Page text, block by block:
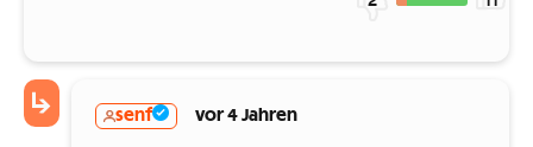
senf vor 4 Jahren